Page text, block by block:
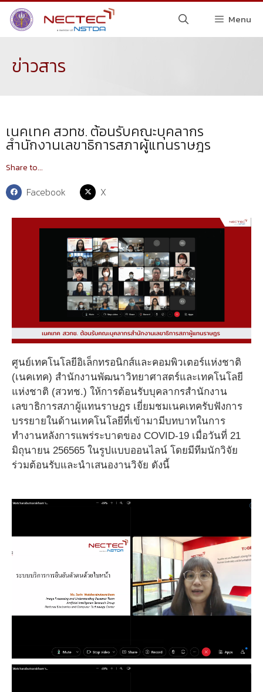
Menu
ข่าวสาร
เนคเทค สวทช. ต้อนรับคณะบุคลากร
สำนักงานเลขาธิการสภาผู้แทนราษฎร
Share to...
Facebook X
ศูนย์เทคโนโลยีอิเล็กทรอนิกส์และคอมพิวเตอร์แห่งชาติ
(เนคเทค) สำนักงานพัฒนาวิทยาศาสตร์และเทคโนโลยี
แห่งชาติ (สวทช.) ให้การต้อนรับบุคลากรสำนักงาน
เลขาธิการสภาผู้แทนราษฎร เยี่ยมชมเนคเทครับฟังการ
บรรยายในด้านเทคโนโลยีที่เข้ามามีบทบาทในการ
ทำงานหลังการแพร่ระบาดของ COVID-19 เมื่อวันที่ 21
มิถุนายน 256565 ในรูปแบบออนไลน์ โดยมีทีมนักวิจัย
ร่วมต้อนรับและนำเสนองานวิจัย ดังนี้